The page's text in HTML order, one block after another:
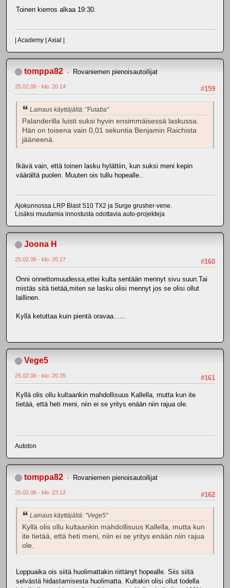
Toinen kierros alkaa 19:30.
| Academy | Axial |
tomppa82 Rovaniemen pienoisautoilijat
#159
25.02.06 - klo: 20.14
Lainaus käyttäjältä: "Futaba"
Palanderilla luisti suksi hyvin ensimmäisessä laskussa.
Hän on toisena vain 0,01 sekuntia Benjamin Raichista
jääneenä.
Ikävä vain, että toinen lasku hylättiin, kun suksi meni kepin
väärältä puolen. Muuten ois tullu hopealle..
Ajokunnossa LRP Blast S10 TX2 ja Surge grusher-vene.
Lisäksi muutamia innostusta odottavia auto-projekteja
Joona H
#160
25.02.06 - klo: 20.17
Onni onnettomuudessa,ettei kulta sentään mennyt sivu suun.Tai
mistäs sitä tietää,miten se lasku olisi mennyt jos se olisi ollut
laillinen.
Kyllä ketuttaa kuin pientä oravaa......
Vege5
#161
25.02.06 - klo: 20.35
Kyllä olis ollu kultaankin mahdollisuus Kallella, mutta kun ite
tietää, että heti meni, niin ei se yritys enään niin rajua ole.
Autoton
tomppa82 Rovaniemen pienoisautoilijat
#162
25.02.06 - klo: 23.12
Lainaus käyttäjältä: "Vege5"
Kyllä olis ollu kultaankin mahdollisuus Kallella, mutta kun
ite tietää, että heti meni, niin ei se yritys enään niin rajua
ole.
Loppuaika ois siitä huolimattakin riittänyt hopealle. Siis siitä
selvästä hidastamisesta huolimatta. Kultakin olisi ollut todella